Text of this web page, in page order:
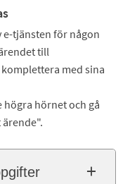
e-tjänsten för någon
till
med sina
högra hörnet och gå